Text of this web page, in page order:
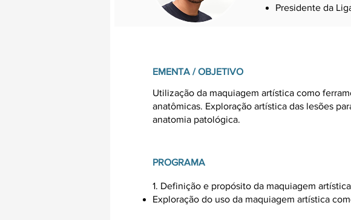
Presidente da
EMENTA / OBJETIVO
Utilização da maquiagem artística como
anatômicas. Exploração artística das lesões
anatomia patológica.
PROGRAMA
1. Definição e propósito da maquiagem
Exploração do uso da maquiagem artística